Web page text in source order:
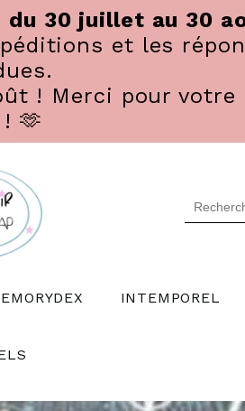
du 30 juillet au 30
et les
! Merci pour
🫶
INTEMPOREL